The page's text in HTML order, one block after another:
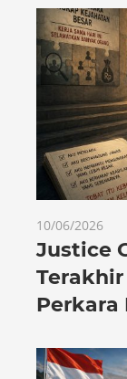
10/06/2026
Justice
Perkara